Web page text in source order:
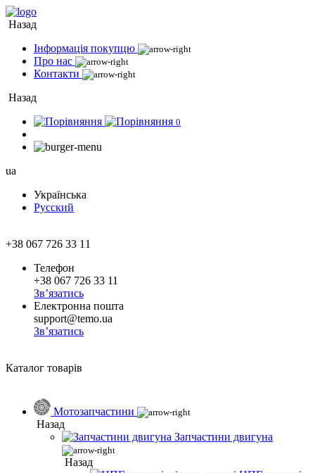
Назад
Інформація покупцю
Про нас
Контакти
Назад
0
ua
Українська
Русский
+38 067 726 33 11
Телефон
+38 067 726 33 11
Зв’язатись
Електронна пошта
support@temo.ua
Зв’язатись
Каталог товарів
Мотозапчастини
Назад
Запчастини двигуна
Назад